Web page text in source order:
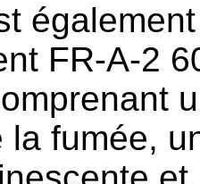
FR-A-2
la fumée,